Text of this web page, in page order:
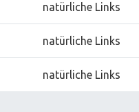
natürliche Links
natürliche Links
natürliche Links